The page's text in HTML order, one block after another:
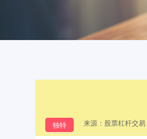
独特 来源：股票杠杆交易